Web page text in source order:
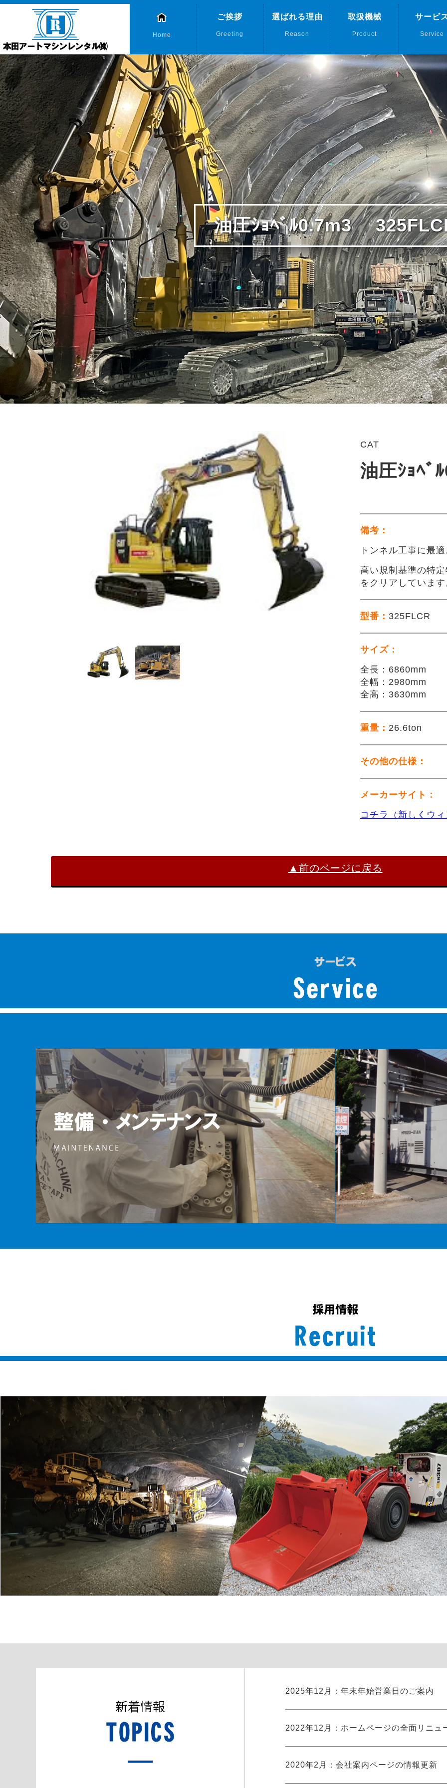
Home
ご挨拶
Greeting
選ばれる理由
Reason
取扱機械
Product
サービ
Service
油圧ｼｮﾍﾞﾙ0.7m3
CAT
油圧ｼｮﾍ
備考：
トンネル工事に最
高い規制基準の特
をクリアしていま
型番： 325FLCR
サイズ：
全長：6860mm
全幅：2980mm
全高：3630mm
重量： 26.6ton
その他の仕様：
メーカーサイト：
コチラ（新しくウ
▲前のページに戻る
2025年12月：年末年始営業日のご案内
2022年12月：ホームページの全面リニュ
2020年2月：会社案内ページの情報更新